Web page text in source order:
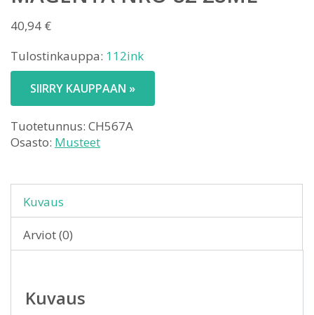
40,94 €
Tulostinkauppa: 112ink
SIIRRY KAUPPAAN »
Tuotetunnus: CH567A
Osasto: Musteet
Kuvaus
Arviot (0)
Kuvaus